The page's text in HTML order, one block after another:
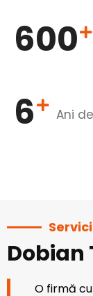
600
6 Ani
Dobian
O firmă